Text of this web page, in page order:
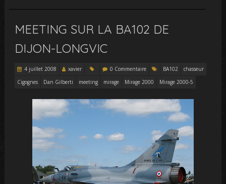
MEETING SUR LA BA102 DE
DIJON-LONGVIC
4 juillet 2008 xavier 0 Commentaire BA102
chasseur
Cigognes
Dan Gilberti meeting mirage Mirage 2000 Mirage 2000-5